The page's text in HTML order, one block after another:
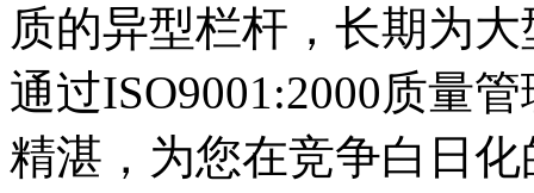
质的异型栏杆，长期为
通过ISO9001:2000质量
精湛，为您在竞争白日